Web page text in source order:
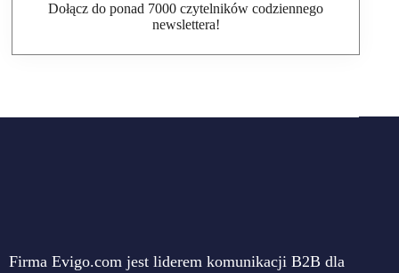
Dołącz do ponad 7000 czytelników codziennego
newslettera!
Firma Evigo.com jest liderem komunikacji B2B dla